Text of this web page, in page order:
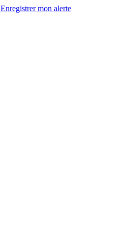
Enregistrermon alerte